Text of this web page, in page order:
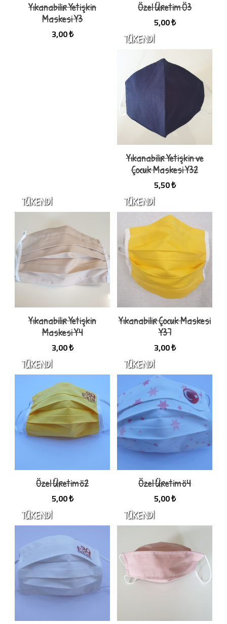
Yıkanabilir Yetişkin
Maskesi Y3
3,00 ₺
Özel Üretim Ö3
5,00 ₺
Yıkanabilir Yetişkin ve
Çocuk Maskesi Y32
5,50 ₺
Yıkanabilir Yetişkin
Maskesi Y4
3,00 ₺
Yıkanabilir Çocuk Maskesi
Y37
3,00 ₺
Özel Üretim ö2
5,00 ₺
Özel Üretim ö4
5,00 ₺